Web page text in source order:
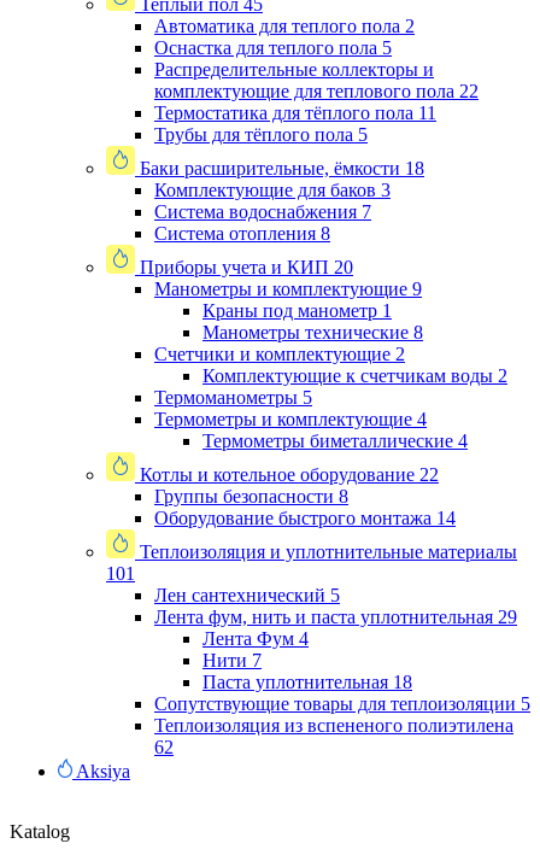
Теплый пол 45
Автоматика для теплого пола 2
Оснастка для теплого пола 5
Распределительные коллекторы и
комплектующие для теплового пола 22
Термостатика для тёплого пола 11
Трубы для тёплого пола 5
Баки расширительные, ёмкости 18
Комплектующие для баков 3
Система водоснабжения 7
Система отопления 8
Приборы учета и КИП 20
Манометры и комплектующие 9
Краны под манометр 1
Манометры технические 8
Счетчики и комплектующие 2
Комплектующие к счетчикам воды 2
Термоманометры 5
Термометры и комплектующие 4
Термометры биметаллические 4
Котлы и котельное оборудование 22
Группы безопасности 8
Оборудование быстрого монтажа 14
Теплоизоляция и уплотнительные материалы
101
Лен сантехнический 5
Лента фум, нить и паста уплотнительная 29
Лента Фум 4
Нити 7
Паста уплотнительная 18
Сопутствующие товары для теплоизоляции 5
Теплоизоляция из вспененого полиэтилена
62
Aksiya
Katalog